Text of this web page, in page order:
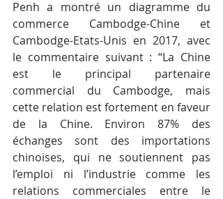
Penh a montré un diagramme du
commerce Cambodge-Chine et
Cambodge-Etats-Unis en 2017, avec
le commentaire suivant : “La Chine
est le principal partenaire
commercial du Cambodge, mais
cette relation est fortement en faveur
de la Chine. Environ 87% des
échanges sont des importations
chinoises, qui ne soutiennent pas
l’emploi ni l’industrie comme les
relations commerciales entre le